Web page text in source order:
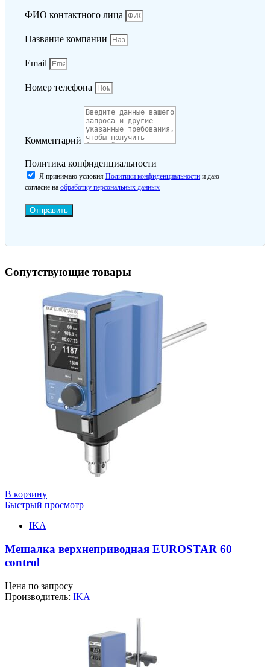
ФИО контактного лица
Название компании
Email
Номер телефона
Комментарий
Политика конфиденциальности
Я принимаю условия Политики конфиденциальности и даю
согласие на обработку персональных данных
Отправить
Сопутствующие товары
В корзину
Быстрый просмотр
IKA
Мешалка верхнеприводная EUROSTAR 60
control
Цена по запросу
Производитель: IKA